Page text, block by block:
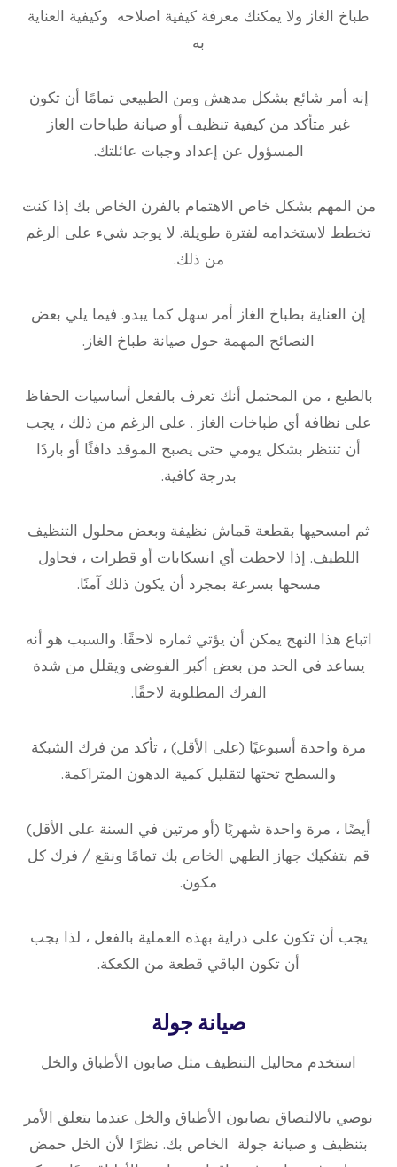
طباخ الغاز ولا يمكنك معرفة كيفية اصلاحه وكيفية العناية
به
إنه أمر شائع بشكل مدهش ومن الطبيعي تمامًا أن تكون
غير متأكد من كيفية تنظيف أو صيانة طباخات الغاز
المسؤول عن إعداد وجبات عائلتك.
من المهم بشكل خاص الاهتمام بالفرن الخاص بك إذا كنت
تخطط لاستخدامه لفترة طويلة. لا يوجد شيء على الرغم
من ذلك.
إن العناية بطباخ الغاز أمر سهل كما يبدو. فيما يلي بعض
النصائح المهمة حول صيانة طباخ الغاز.
بالطبع ، من المحتمل أنك تعرف بالفعل أساسيات الحفاظ
على نظافة أي طباخات الغاز . على الرغم من ذلك ، يجب
أن تنتظر بشكل يومي حتى يصبح الموقد دافئًا أو باردًا
بدرجة كافية.
ثم امسحيها بقطعة قماش نظيفة وبعض محلول التنظيف
اللطيف. إذا لاحظت أي انسكابات أو قطرات ، فحاول
مسحها بسرعة بمجرد أن يكون ذلك آمنًا.
اتباع هذا النهج يمكن أن يؤتي ثماره لاحقًا. والسبب هو أنه
يساعد في الحد من بعض أكبر الفوضى ويقلل من شدة
الفرك المطلوبة لاحقًا.
مرة واحدة أسبوعيًا (على الأقل) ، تأكد من فرك الشبكة
والسطح تحتها لتقليل كمية الدهون المتراكمة.
أيضًا ، مرة واحدة شهريًا (أو مرتين في السنة على الأقل)
قم بتفكيك جهاز الطهي الخاص بك تمامًا ونقع / فرك كل
مكون.
يجب أن تكون على دراية بهذه العملية بالفعل ، لذا يجب
أن تكون الباقي قطعة من الكعكة.
صيانة جولة
استخدم محاليل التنظيف مثل صابون الأطباق والخل
نوصي بالالتصاق بصابون الأطباق والخل عندما يتعلق الأمر
بتنظيف و صيانة جولة الخاص بك. نظرًا لأن الخل حمض